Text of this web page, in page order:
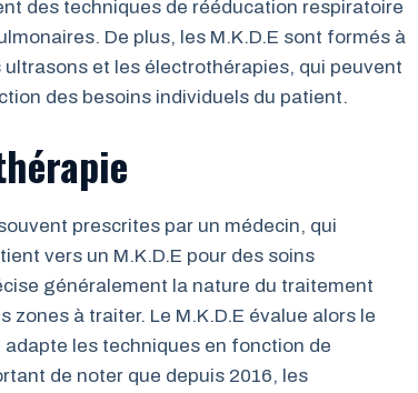
des techniques de rééducation respiratoire
De plus, les M.K.D.E sont formés à
et les électrothérapies, qui peuvent
des besoins individuels du patient.
prescrites par un médecin, qui
vers un M.K.D.E pour des soins
généralement la nature du traitement
à traiter. Le M.K.D.E évalue alors le
les techniques en fonction de
de noter que depuis 2016, les